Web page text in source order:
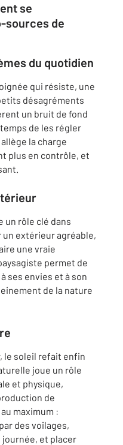
se
sources de
du quotidien
qui résiste, une
désagréments
un bruit de fond
de les régler
la charge
plus en contrôle, et
un rôle clé dans
un extérieur agréable,
une vraie
permet de
ses envies et à son
de la nature
le soleil refait enfin
joue un rôle
et physique,
de
maximum :
des voilages,
et placer